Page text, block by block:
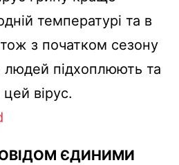
температурі та в
з початком сезону
людей підхоплюють та
вірус.
ЄДИНИМИ